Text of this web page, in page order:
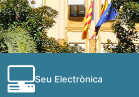
Seu Electrònica